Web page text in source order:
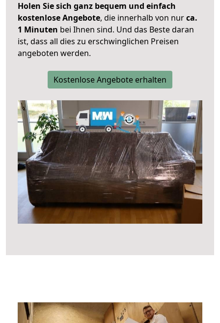
Holen Sie sich ganz bequem und einfach
kostenlose Angebote, die innerhalb von nurca.
1 Minuten bei Ihnen sind. Und das Beste daran
ist, dass all dies zu erschwinglichen Preisen
angeboten werden.
Kostenlose Angebote erhalten